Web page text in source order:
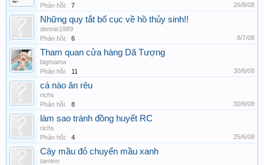
Phản hồi:
7 26/8/08
Những quy tắt bố cục về hồ thủy sinh!!
dennis1989
Phản hồi:
6 8/7/08
Tham quan cửa hàng Dã Tượng
bigmama
Phản hồi:
11 30/6/08
cá nào ăn rêu
richs
Phản hồi:
8 30/6/08
làm sao tránh đồng huyết RC
richs
Phản hồi:
4 25/6/08
Cây mầu đỏ chuyển mầu xanh
tamtnn